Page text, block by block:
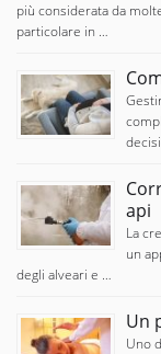
più considerata da
particolare in …
api
La
un
degli alveari e …
Un
Uno